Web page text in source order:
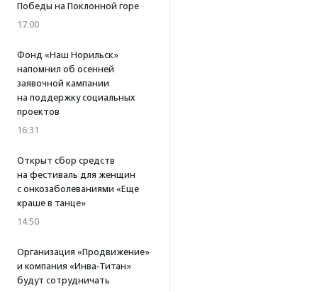
Победы на Поклонной горе
17:00
Фонд «Наш Норильск»
напомнил об осенней
заявочной кампании
на поддержку социальных
проектов
16:31
Открыт сбор средств
на фестиваль для женщин
с онкозаболеваниями «Еще
краше в танце»
14:50
Организация «Продвижение»
и компания «Инва-Титан»
будут сотрудничать